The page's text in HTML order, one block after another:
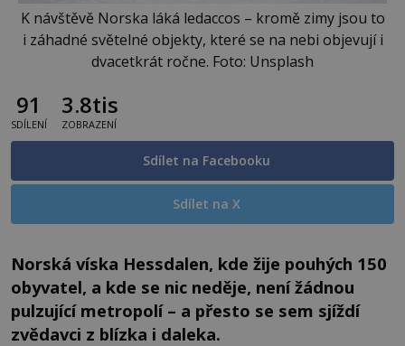
K návštěvě Norska láká ledaccos – kromě zimy jsou to
i záhadné světelné objekty, které se na nebi objevují i
dvacetkrát ročne. Foto: Unsplash
91
SDÍLENÍ
3.8tis
ZOBRAZENÍ
Sdílet na Facebooku
Sdílet na X
Norská víska Hessdalen, kde žije pouhých 150
obyvatel, a kde se nic neděje, není žádnou
pulzující metropolí – a přesto se sem sjíždí
zvědavci z blízka i daleka.